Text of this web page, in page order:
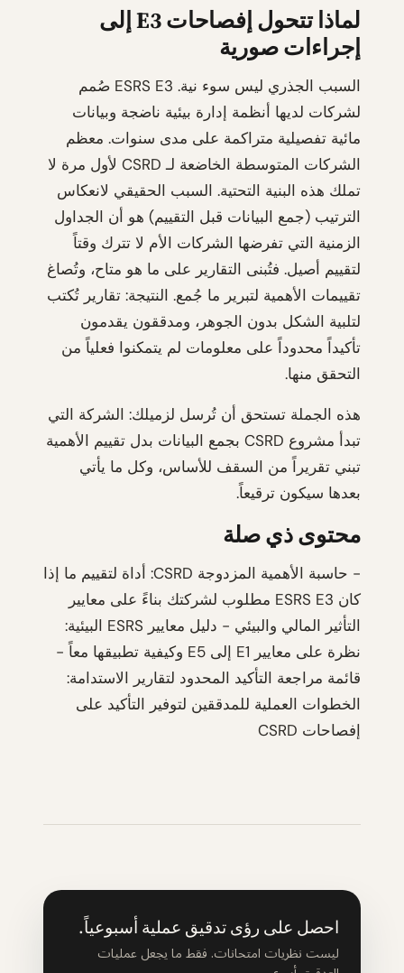
لماذا تتحول إفصاحات E3 إلى
إجراءات صورية
السبب الجذري ليس سوء نية. ESRS E3 صُمم
لشركات لديها أنظمة إدارة بيئية ناضجة وبيانات
مائية تفصيلية متراكمة على مدى سنوات. معظم
الشركات المتوسطة الخاضعة لـ CSRD لأول مرة لا
تملك هذه البنية التحتية. السبب الحقيقي لانعكاس
الترتيب (جمع البيانات قبل التقييم) هو أن الجداول
الزمنية التي تفرضها الشركات الأم لا تترك وقتاً
لتقييم أصيل. فتُبنى التقارير على ما هو متاح، وتُصاغ
تقييمات الأهمية لتبرير ما جُمع. النتيجة: تقارير تُكتب
لتلبية الشكل بدون الجوهر، ومدققون يقدمون
تأكيداً محدوداً على معلومات لم يتمكنوا فعلياً من
التحقق منها.
هذه الجملة تستحق أن تُرسل لزميلك: الشركة التي
تبدأ مشروع CSRD بجمع البيانات بدل تقييم الأهمية
تبني تقريراً من السقف للأساس، وكل ما يأتي
بعدها سيكون ترقيعاً.
محتوى ذي صلة
- حاسبة الأهمية المزدوجة CSRD: أداة لتقييم ما إذا
كان ESRS E3 مطلوب لشركتك بناءً على معايير
التأثير المالي والبيئي - دليل معايير ESRS البيئية:
نظرة على معايير E1 إلى E5 وكيفية تطبيقها معاً -
قائمة مراجعة التأكيد المحدود لتقارير الاستدامة:
الخطوات العملية للمدققين لتوفير التأكيد على
إفصاحات CSRD
احصل على رؤى تدقيق عملية أسبوعياً.
ليست نظريات امتحانات. فقط ما يجعل عمليات